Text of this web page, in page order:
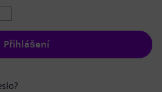
Přihlášení